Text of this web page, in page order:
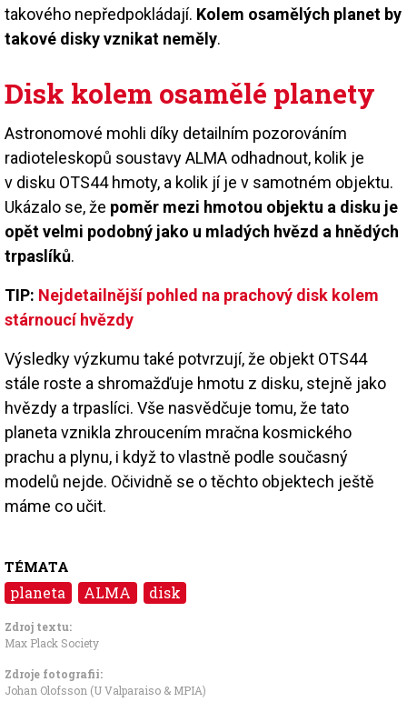
takového nepředpokládají. Kolem osamělých planet by
takové disky vznikat neměly.
Disk kolem osamělé planety
Astronomové mohli díky detailním pozorováním
radioteleskopů soustavy ALMA odhadnout, kolik je
v disku OTS44 hmoty, a kolik jí je v samotném objektu.
Ukázalo se, že poměr mezi hmotou objektu a disku je
opět velmi podobný jako u mladých hvězd a hnědých
trpaslíků.
TIP: Nejdetailnější pohled na prachový disk kolem
stárnoucí hvězdy
Výsledky výzkumu také potvrzují, že objekt OTS44
stále roste a shromažďuje hmotu z disku, stejně jako
hvězdy a trpaslíci. Vše nasvědčuje tomu, že tato
planeta vznikla zhroucením mračna kosmického
prachu a plynu, i když to vlastně podle současný
modelů nejde. Očividně se o těchto objektech ještě
máme co učit.
TÉMATA
planeta ALMA disk
Zdroj textu:
Max Plack Society
Zdroje fotografii:
Johan Olofsson (U Valparaiso & MPIA)